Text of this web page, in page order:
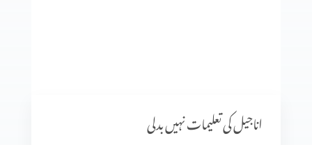
اناجیل کی تعلیمات نہیں بدلی